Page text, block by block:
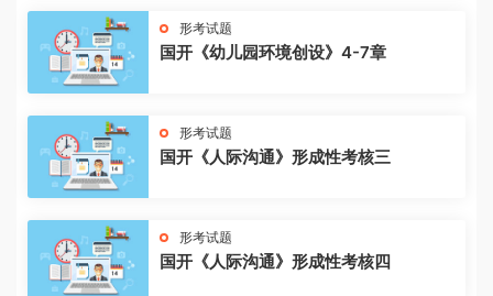
形考试题
国开《幼儿园环境创设》4-7章
形考试题
国开《人际沟通》形成性考核三
形考试题
国开《人际沟通》形成性考核四